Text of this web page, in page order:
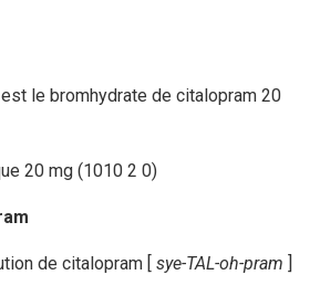
20 mg (1010 2 0)
de citalopram [ sye-TAL-oh-pram ]